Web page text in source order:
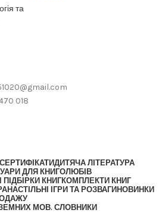
та
018
ДИТЯЧА ЛІТЕРАТУРА
ДЛЯ КНИГОЛЮБІВ
ПІДБІРКИ КНИГКОМПЛЕКТИ КНИГ
НАСТІЛЬНІ ІГРИ ТА РОЗВАГИ НОВИНКИ
МОВ. СЛОВНИКИ